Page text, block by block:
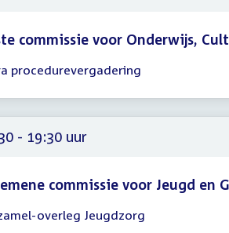
commissie voor Onderwijs,
procedurevergadering
- 19:30 uur
commissie voor Jeugd en
overleg Jeugdzorg